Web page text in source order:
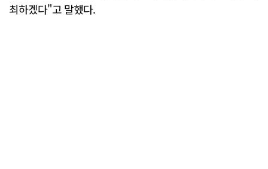
최하겠다"고 말했다.